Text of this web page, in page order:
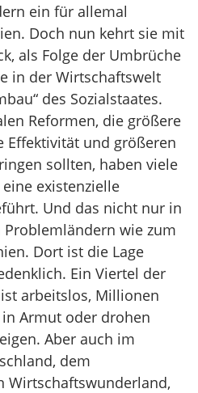
ein für allemal
Doch nun kehrt sie mit
als Folge der Umbrüche
in der Wirtschaftswelt
des Sozialstaates.
Reformen, die größere
Effektivität und größeren
sollten, haben viele
existenzielle
Und das nicht nur in
Problemländern wie zum
Dort ist die Lage
Ein Viertel der
arbeitslos, Millionen
Armut oder drohen
Aber auch im
dem
Wirtschaftswunderland,